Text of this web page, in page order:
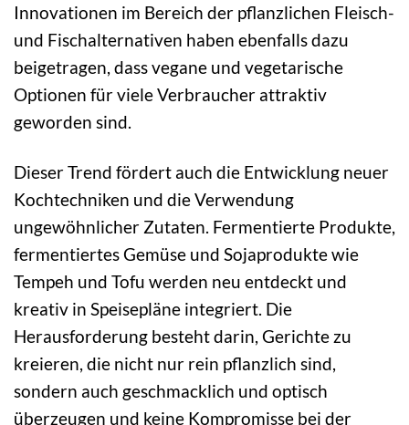
Innovationen im Bereich der pflanzlichen Fleisch-
und Fischalternativen haben ebenfalls dazu
beigetragen, dass vegane und vegetarische
Optionen für viele Verbraucher attraktiv
geworden sind.
Dieser Trend fördert auch die Entwicklung neuer
Kochtechniken und die Verwendung
ungewöhnlicher Zutaten. Fermentierte Produkte,
fermentiertes Gemüse und Sojaprodukte wie
Tempeh und Tofu werden neu entdeckt und
kreativ in Speisepläne integriert. Die
Herausforderung besteht darin, Gerichte zu
kreieren, die nicht nur rein pflanzlich sind,
sondern auch geschmacklich und optisch
überzeugen und keine Kompromisse bei der